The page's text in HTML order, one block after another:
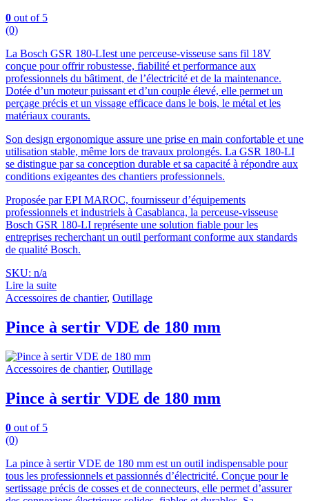
0 out of 5
(0)
La Bosch GSR 180-LIest une perceuse-visseuse sans fil 18V
conçue pour offrir robustesse, fiabilité et performance aux
professionnels du bâtiment, de l’électricité et de la maintenance.
Dotée d’un moteur puissant et d’un couple élevé, elle permet un
perçage précis et un vissage efficace dans le bois, le métal et les
matériaux courants.
Son design ergonomique assure une prise en main confortable et une
utilisation stable, même lors de travaux prolongés. La GSR 180-LI
se distingue par sa conception durable et sa capacité à répondre aux
conditions exigeantes des chantiers professionnels.
Proposée par EPI MAROC, fournisseur d’équipements
professionnels et industriels à Casablanca, la perceuse-visseuse
Bosch GSR 180-LI représente une solution fiable pour les
entreprises recherchant un outil performant conforme aux standards
de qualité Bosch.
SKU: n/a
Lire la suite
Accessoires de chantier, Outillage
Pince à sertir VDE de 180 mm
Accessoires de chantier, Outillage
Pince à sertir VDE de 180 mm
0 out of 5
(0)
La pince à sertir VDE de 180 mm est un outil indispensable pour
tous les professionnels et passionnés d’électricité. Conçue pour le
sertissage précis de cosses et de connecteurs, elle permet d’assurer